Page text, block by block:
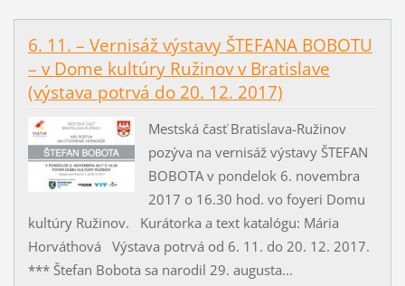
6. 11. – Vernisáž výstavy ŠTEFANA BOBOTU
– v Dome kultúry Ružinov v Bratislave
(výstava potrvá do 20. 12. 2017)
Mestská časť Bratislava-Ružinov
pozýva na vernisáž výstavy ŠTEFAN
BOBOTA v pondelok 6. novembra
2017 o 16.30 hod. vo foyeri Domu
kultúry Ružinov. Kurátorka a text katalógu: Mária
Horváthová Výstava potrvá od 6. 11. do 20. 12. 2017.
*** Štefan Bobota sa narodil 29. augusta...